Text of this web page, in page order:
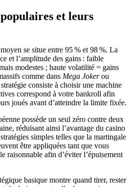
et leurs
se situe entre 95 % et 98 %. La
et l’amplitude des gains : faible
modestes ; haute volatilité = gains
comme dans Mega Jokerou
consiste à choisir une machine
correspond à votre bankroll afin
joués avant d’atteindre la limite fixée.
possède un seul zéro contre deux
réduisant ainsi l’avantage du casino
simples telles que la martingale
être appliquées tant que vous
raisonnable afin d’éviter l’épuisement
basique montre quand tirer, rester